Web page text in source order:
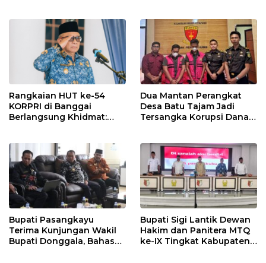
Rangkaian HUT ke-54
KORPRI di Banggai
Berlangsung Khidmat:
Dua Mantan Perangkat
Desa Batu Tajam Jadi
Tersangka Korupsi Dana
Bupati Pasangkayu
Terima Kunjungan Wakil
Bupati Donggala, Bahas
Bupati Sigi Lantik Dewan
Hakim dan Panitera MTQ
ke-IX Tingkat Kabupaten